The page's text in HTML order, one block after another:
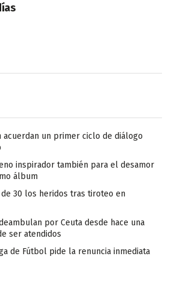
acuerdan un primer ciclo de diálogo
inspirador también para el desamor
álbum
30 los heridos tras tiroteo en
por Ceuta desde hace una
ser atendidos
de Fútbol pide la renuncia inmediata